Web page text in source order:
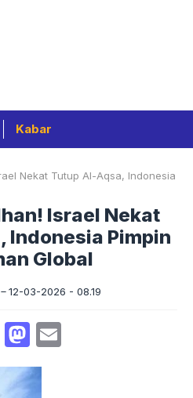
Kabar
Nekat Tutup Al-Aqsa, Indonesia
Israel Nekat
Indonesia Pimpin
Global
12-03-2026 - 08.19
Facebook
Mastodon